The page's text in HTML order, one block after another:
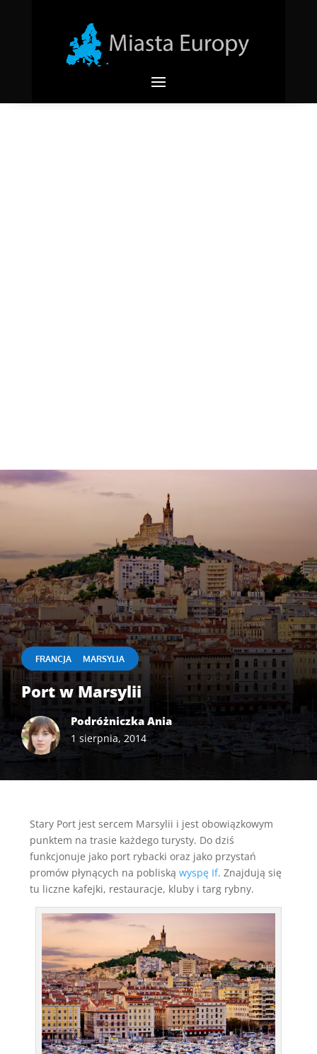
FRANCJA MARSYLIA
Port w Marsylii
Podróżniczka Ania
1 sierpnia, 2014
Stary Port jest sercem Marsylii i jest obowiązkowym
punktem na trasie każdego turysty. Do dziś
funkcjonuje jako port rybacki oraz jako przystań
promów płynących na pobliskąwyspę If. Znajdują się
tu liczne kafejki, restauracje, kluby i targ rybny.